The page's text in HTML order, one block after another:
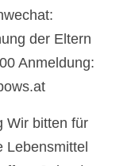
der Eltern
Anmeldung:
Wir bitten für
Lebensmittel